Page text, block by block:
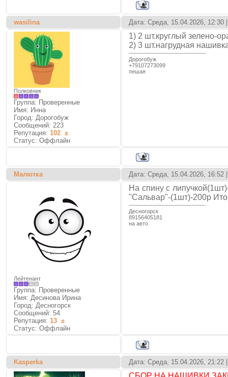
wasilina Дата: Среда, 15.04.2026,
Полковник
Группа: Проверенные
Имя: Инна
Город: Дорогобуж
Сообщений: 223
Репутация: 102 ±
Статус: Оффлайн
1) 2 шт.круглый зелено-
2) 3 шт.нагрудная
Дорогобуж
+79107273099
пешая
Малютка Дата: Среда, 15.04.2026,
Лейтенант
Группа: Проверенные
Имя: Десинова Ирина
Город: Десногорск
Сообщений: 54
Репутация: 13 ±
Статус: Оффлайн
На спину с
"Сальвар"-(1шт)-200р
Десногорск
89156405181
на авто
Kasperka Дата: Среда, 15.04.2026,